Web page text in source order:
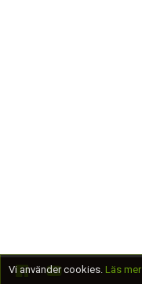
Vi använder cookies. Läs mer